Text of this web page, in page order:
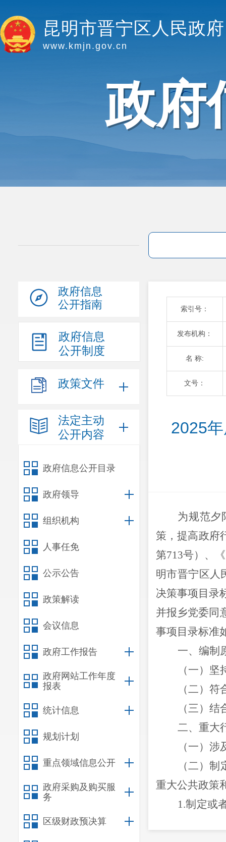
昆明市晋宁区人民政府
www.kmjn.gov.cn
政府
政府信息
公开指南
政府信息
公开制度
政策文件
法定主动
公开内容
政府信息公开目录
政府领导
组织机构
人事任免
公示公告
政策解读
会议信息
政府工作报告
政府网站工作年度
报表
统计信息
规划计划
重点领域信息公开
政府采购及购买服
务
区级财政预决算
索引号：
发布机构：
名 称:
文号：
2025
为规范夕
策，提高政府
第713号）、
明市晋宁区人
决策事项目录
并报乡党委同
事项目录标准
一、编制
（一）
（二）
（三） 结
二、重大
（一） 涉
（二）制
重大公共政策
1.制定或